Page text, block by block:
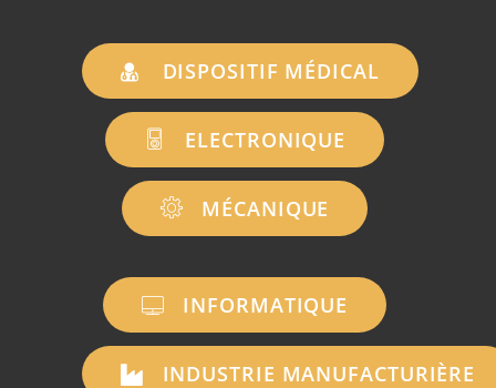
DISPOSITIF MÉDICAL
ELECTRONIQUE
MÉCANIQUE
INFORMATIQUE
INDUSTRIE MANUFACTURIÈRE